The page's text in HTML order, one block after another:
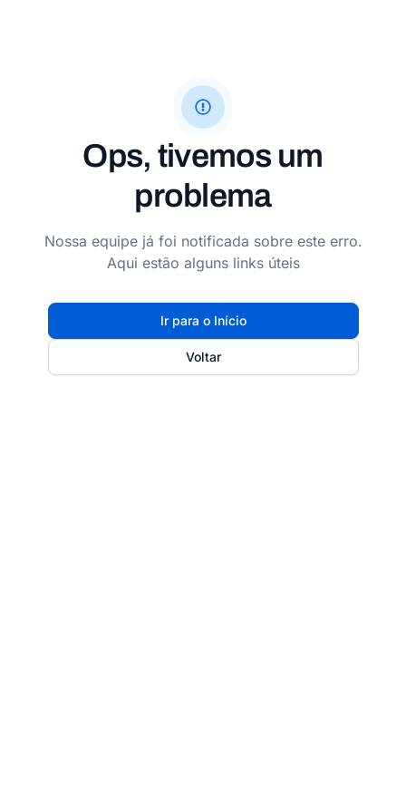
Ops, tivemos um
problema
Nossa equipe já foi notificada sobre este erro.
Aqui estão alguns links úteis
Ir para o Início
Voltar